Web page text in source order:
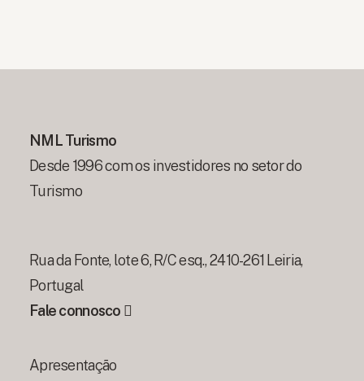
Apresentação
NML Turismo
Desde 1996 com os investidores no setor do
Turismo
Rua da Fonte, lote 6, R/C esq., 2410-261 Leiria,
Portugal
Fale connosco